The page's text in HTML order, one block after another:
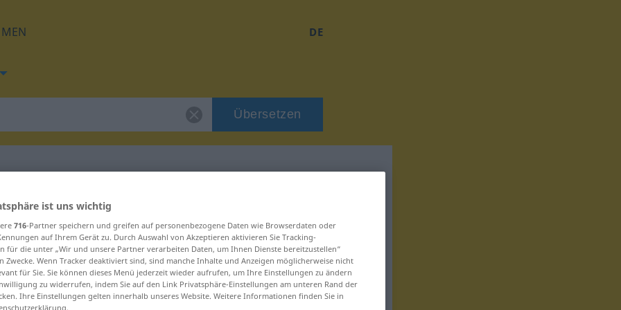
DE
Übersetzen
für "bubriti"
ist uns wichtig
716-Partner speichern und greifen auf personenbezogene Daten wie Browserdaten oder
auf Ihrem Gerät zu. Durch Auswahl von Akzeptieren aktivieren Sie Tracking-
für die unter „Wir und unsere Partner verarbeiten Daten, um Ihnen Dienste bereitzustellen“
Zwecke. Wenn Tracker deaktiviert sind, sind manche Inhalte und Anzeigen möglicherweise nicht
für Sie. Sie können dieses Menü jederzeit wieder aufrufen, um Ihre Einstellungen zu ändern
zu widerrufen, indem Sie auf den Link Privatsphäre-Einstellungen am unteren Rand der
Ihre Einstellungen gelten innerhalb unseres Website. Weitere Informationen finden Sie in